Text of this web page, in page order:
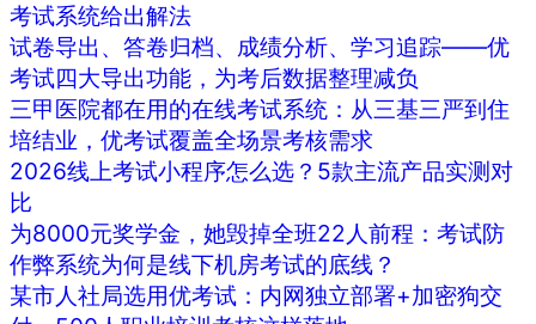
考试系统给出解法
试卷导出、答卷归档、成绩分析、学习追踪——优
考试四大导出功能，为考后数据整理减负
三甲医院都在用的在线考试系统：从三基三严到住
培结业，优考试覆盖全场景考核需求
2026线上考试小程序怎么选？5款主流产品实测对
比
为8000元奖学金，她毁掉全班22人前程：考试防
作弊系统为何是线下机房考试的底线？
某市人社局选用优考试：内网独立部署+加密狗交